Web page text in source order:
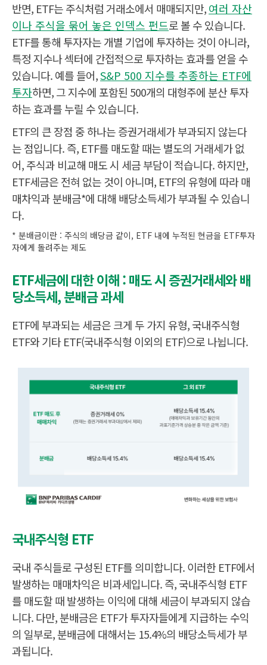
추
종
하
는
펀
는
증
권
거
래
비
증
회
사
위
탁
수
료
보
증
권
회
사
위
탁
수
료
매
세
금
국
주
식
형
:
없
기
타
F
:
배
당
세
1
5.
권
거
0.
8
%
반면, ETF는 주식처럼 거래소에서 매매되지만,여러 자산
이나 주식을 묶어 놓은 인덱스 펀드로 볼 수 있습니다.
ETF를 통해 투자자는 개별 기업에 투자하는 것이 아니라,
특정 지수나 섹터에 간접적으로 투자하는 효과를 얻을 수
있습니다. 예를 들어,S&P 500 지수를 추종하는 ETF에
투자하면, 그 지수에 포함된 500개의 대형주에 분산 투자
하는 효과를 누릴 수 있습니다.
ETF의 큰 장점 중 하나는 증권거래세가 부과되지 않는다
는 점입니다. 즉, ETF를 매도할 때는 별도의 거래세가 없
어, 주식과 비교해 매도 시 세금 부담이 적습니다. 하지만,
ETF세금은 전혀 없는 것이 아니며, ETF의 유형에 따라 매
매차익과 분배금*에 대해 배당소득세가 부과될 수 있습니
다.
* 분배금이란 : 주식의 배당금 같이, ETF 내에 누적된 현금을 ETF투자
자에게 돌려주는 제도
ETF세금에 대한 이해 : 매도 시 증권거래세와 배
당소득세, 분배금 과세
ETF에 부과되는 세금은 크게 두 가지 유형, 국내주식형
ETF와 기타 ETF(국내주식형 이외의 ETF)으로 나뉩니다.
주
식
E
T
F
외
E
F
증
권
배
당
소
득
세
1
4
%
국내주식형 ETF
국내 주식들로 구성된 ETF를 의미합니다. 이러한 ETF에서
발생하는 매매차익은 비과세입니다. 즉, 국내주식형 ETF
를 매도할 때 발생하는 이익에 대해 세금이 부과되지 않습
니다. 다만, 분배금은 ETF가 투자자들에게 지급하는 수익
의 일부로, 분배금에 대해서는 15.4%의 배당소득세가 부
과됩니다.